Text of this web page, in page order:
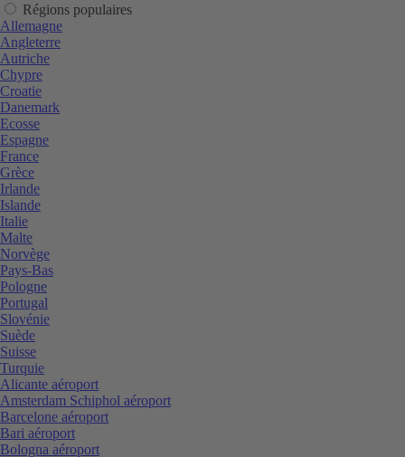
Régions populaires
Allemagne
Angleterre
Autriche
Chypre
Croatie
Danemark
Ecosse
Espagne
France
Grèce
Irlande
Islande
Italie
Malte
Norvège
Pays-Bas
Pologne
Portugal
Slovénie
Suède
Suisse
Turquie
Alicante aéroport
Amsterdam Schiphol aéroport
Barcelone aéroport
Bari aéroport
Bologna aéroport